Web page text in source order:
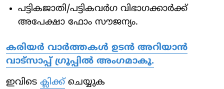
പട്ടികജാതി/പട്ടികവർഗ വിഭാഗക്കാർക്ക്
അപേക്ഷാ ഫോം സൗജന്യം.
കരിയർ വാർത്തകൾ ഉടൻ അറിയാൻ
വാട്സാപ്പ് ഗ്രൂപ്പിൽ അംഗമാകൂ.
ഇവിടെ ക്ലിക്ക്ചെയ്യുക